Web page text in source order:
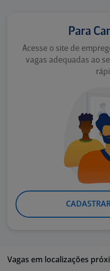
Para
Acesse o site de
vagas adequadas ao
Vagas em localizações